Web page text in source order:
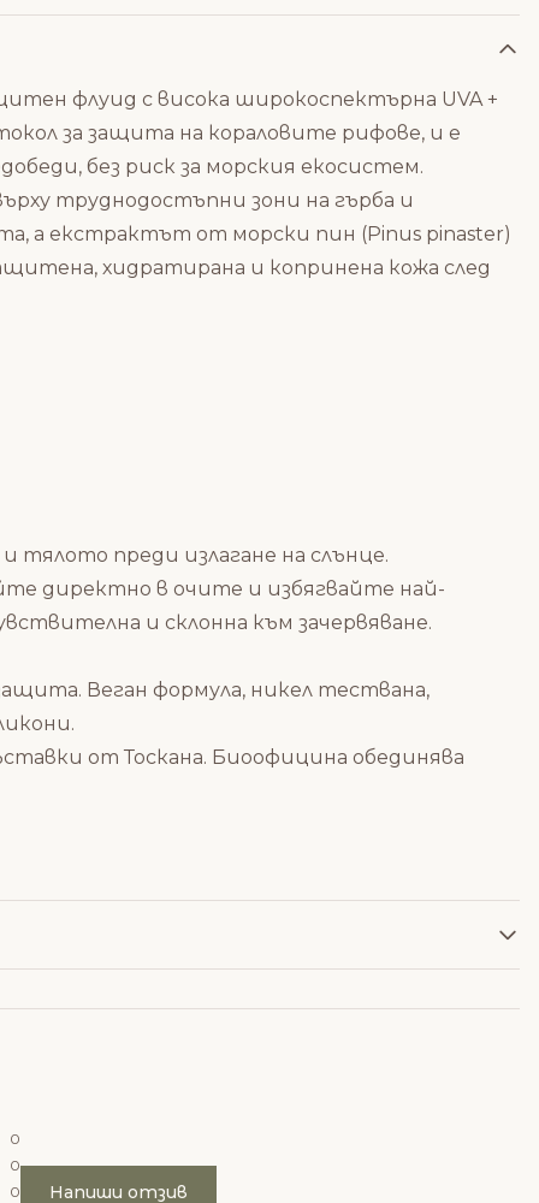
флуид с висока широкоспектърна UVA +
за защита на кораловите рифове, и е
без риск за морския екосистем.
труднодостъпни зони на гърба и
а екстрактът от морски пин (Pinus pinaster)
хидратирана и копринена кожа след
тялото преди излагане на слънце.
директно в очите и избягвайте най-
и склонна към зачервяване.
Веган формула, никел тествана,
от Тоскана. Биоофицина обединява
0
0
0
Напиши отзив